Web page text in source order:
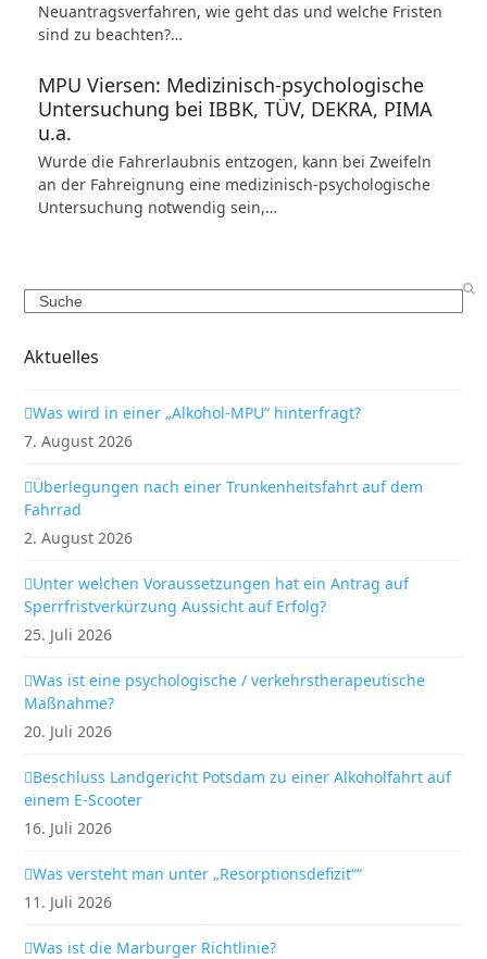
Neuantragsverfahren, wie geht das und welche Fristen
sind zu beachten?…
MPU Viersen: Medizinisch-psychologische
Untersuchung bei IBBK, TÜV, DEKRA, PIMA
u.a.
Wurde die Fahrerlaubnis entzogen, kann bei Zweifeln
an der Fahreignung eine medizinisch-psychologische
Untersuchung notwendig sein,…
Search
Aktuelles
Was wird in einer „Alkohol-MPU“ hinterfragt?
7. August 2026
Überlegungen nach einer Trunkenheitsfahrt auf dem
Fahrrad
2. August 2026
Unter welchen Voraussetzungen hat ein Antrag auf
Sperrfristverkürzung Aussicht auf Erfolg?
25. Juli 2026
Was ist eine psychologische / verkehrstherapeutische
Maßnahme?
20. Juli 2026
Beschluss Landgericht Potsdam zu einer Alkoholfahrt auf
einem E-Scooter
16. Juli 2026
Was versteht man unter „Resorptionsdefizit““
11. Juli 2026
Was ist die Marburger Richtlinie?